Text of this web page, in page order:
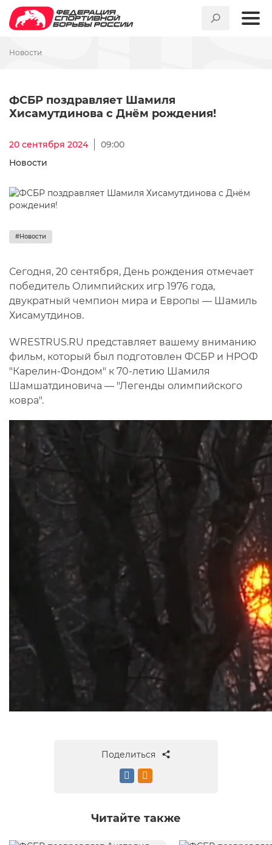
Новости
ФСБР поздравляет Шамиля
Хисамутдинова с Днём рождения!
20 сентября 2024
09:00
Новости
#Новости
Сегодня, 20 сентября, День рождения отмечает
победитель Олимпийских игр 1976 года,
двукратный чемпион мира и Европы — Шамиль
Хисамутдинов.
WRESTRUS.RU представляет вашему вниманию
фильм, который был подготовлен ФСБР и НРОФ
"Карелин-Фондом" к 70-летию Шамиля
Шамшатдиновича — "Легенды олимпийского
ковра".
Поделиться
Читайте также